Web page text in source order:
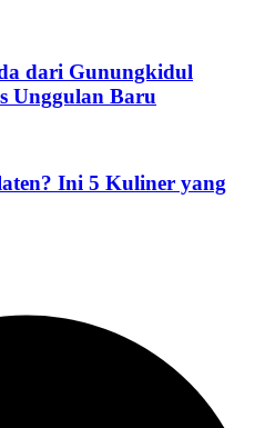
dari Gunungkidul
Unggulan Baru
Ini 5 Kuliner yang